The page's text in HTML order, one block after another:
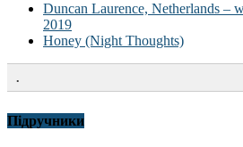
Duncan Laurence, Netherlands –
2019
Honey (Night Thoughts)
.
Підручники